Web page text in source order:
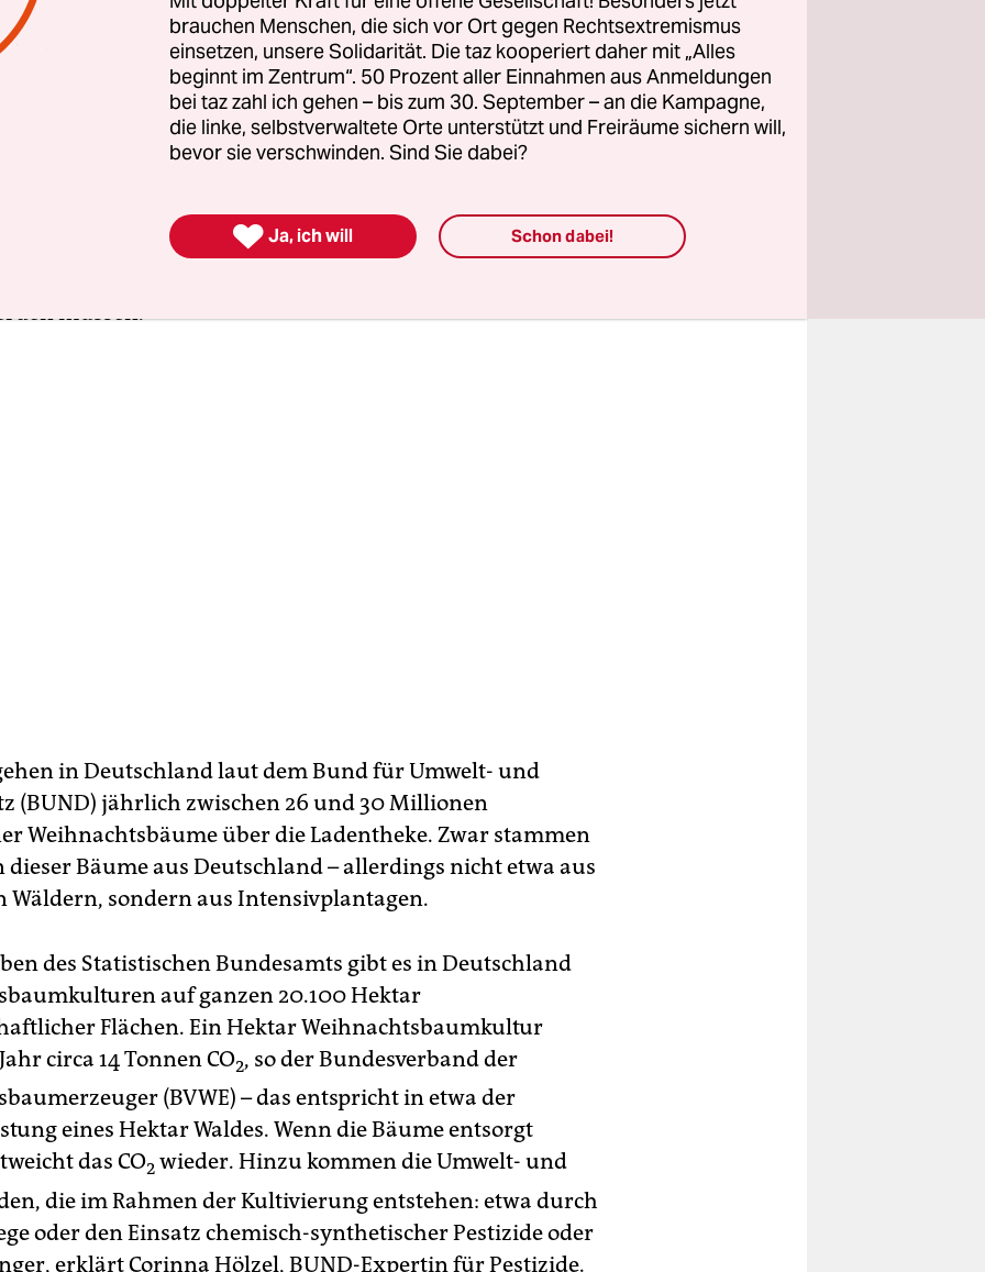
im Topf. Die Idee: Für die weihnachtliche Tradition
Bäume gefälltwerden. Frädrichs Kun­d:in­nen können die
beliebte Nordmanntannen, nach den Festlichkeiten
Oder sie pflanzen sie selbst ein, wenn der Garten Platz
bietet, der bis zu 30 Meter hoch wachsen kann. Je
und 100 Euro (zwei Meter) plus Pfand. „Die Leute haben
mehr auf die Müllberge“, sagt Frädrich und meint die
müssen.
in Deutschland laut dem Bund für Umwelt- und
(BUND) jährlich zwischen 26 und 30 Millionen
Weihnachtsbäume über die Ladentheke. Zwar stammen
dieser Bäume aus Deutschland – allerdings nicht etwa aus
Wäldern, sondern aus Intensivplantagen.
des Statistischen Bundesamts gibt es in Deutschland
auf ganzen 20.100 Hektar
Flächen. Ein Hektar Weihnachtsbaumkultur
circa 14 Tonnen CO2, so der Bundesverband der
(BVWE) – das entspricht in etwa der
eines Hektar Waldes. Wenn die Bäume entsorgt
das CO2 wieder. Hinzu kommen die Umwelt- und
die im Rahmen der Kultivierung entstehen: etwa durch
oder den Einsatz chemisch-synthetischer Pestizide oder
erklärt Corinna Hölzel, BUND-Expertin für Pestizide.
brauchen Menschen, die sich vor Ort gegen Rechtsextremismus
einsetzen, unsere Solidarität. Die taz kooperiert daher mit „Alles
beginnt im Zentrum“. 50 Prozent aller Einnahmen aus Anmeldungen
bei taz zahl ich gehen – bis zum 30. September – an die Kampagne,
die linke, selbstverwaltete Orte unterstützt und Freiräume sichern will,
bevor sie verschwinden. Sind Sie dabei?
 Ja, ich will Schon dabei!